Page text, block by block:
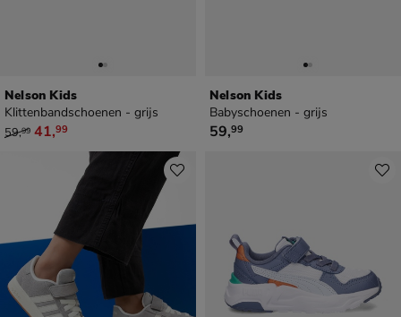
Nelson Kids
Klittenbandschoenen - grijs
van € 59,99 voor € 41,99
59,99 41,99
Nelson Kids
Babyschoenen - grijs
€ 59,99
59,99